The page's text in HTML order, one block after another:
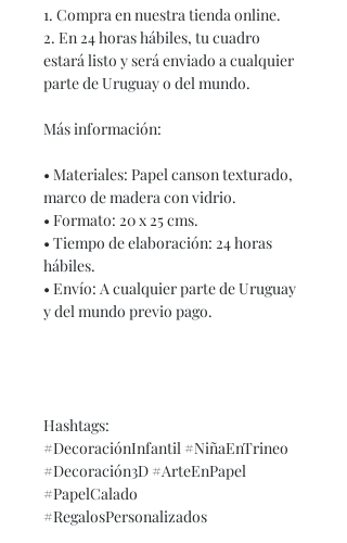
1. Compra en nuestra tienda online.
2. En 24 horas hábiles, tu cuadro
estará listo y será enviado a cualquier
parte de Uruguay o del mundo.
Más información:
• Materiales: Papel canson texturado,
marco de madera con vidrio.
• Formato: 20 x 25 cms.
• Tiempo de elaboración: 24 horas
hábiles.
• Envío: A cualquier parte de Uruguay
y del mundo previo pago.
Hashtags:
#DecoraciónInfantil #NiñaEnTrineo
#Decoración3D #ArteEnPapel
#PapelCalado
#RegalosPersonalizados